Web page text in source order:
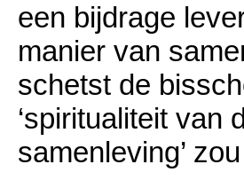
een bijdrage
manier van
schetst de
‘spiritualiteit van
samenleving’